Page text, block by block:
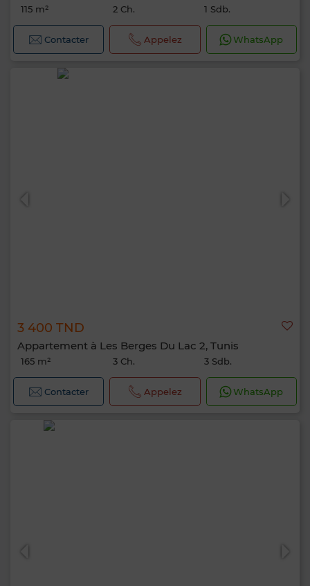
115 m² 2 Ch. 1 Sdb.
Contacter Appelez WhatsApp
3 400 TND
Appartement à Les Berges Du Lac 2, Tunis
165 m² 3 Ch. 3 Sdb.
Contacter Appelez WhatsApp